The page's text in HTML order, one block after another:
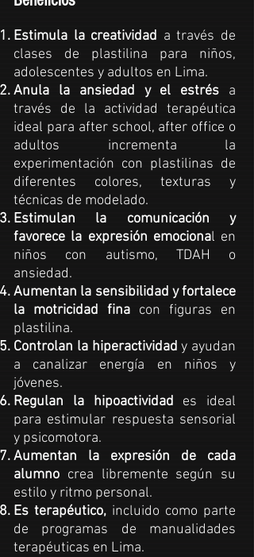
Estimula la creatividad a través de
clases de plastilina para niños,
adolescentes y adultos en Lima.
Anula la ansiedad y el estrés a
través de la actividad terapéutica
ideal para after school, after office o
adultos incrementa la
experimentación con plastilinas de
diferentes colores, texturas y
técnicas de modelado.
Estimulan la comunicación y
favorece la expresión emocional en
niños con autismo, TDAH o
ansiedad.
Aumentan la sensibilidad y fortalece
la motricidad fina con figuras en
plastilina.
Controlan la hiperactividady ayudan
a canalizar energía en niños y
jóvenes.
Regulan la hipoactividad es ideal
para estimular respuesta sensorial
y psicomotora.
Aumentan la expresión de cada
alumno crea libremente según su
estilo y ritmo personal.
Es terapéutico, incluido como parte
de programas de manualidades
terapéuticas en Lima.